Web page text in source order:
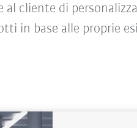
al cliente di
in base alle proprie